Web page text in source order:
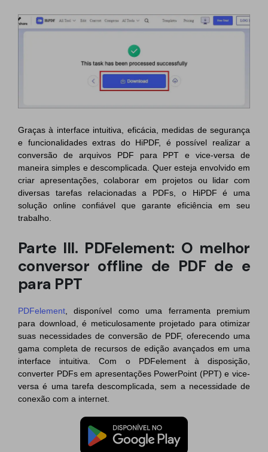
Graças à interface intuitiva, eficácia, medidas de segurança
e funcionalidades extras do HiPDF, é possível realizar a
conversão de arquivos PDF para PPT e vice-versa de
maneira simples e descomplicada. Quer esteja envolvido em
criar apresentações, colaborar em projetos ou lidar com
diversas tarefas relacionadas a PDFs, o HiPDF é uma
solução online confiável que garante eficiência em seu
trabalho.
Parte III. PDFelement: O melhor
conversor offline de PDF de e
para PPT
PDFelement, disponível como uma ferramenta premium
para download, é meticulosamente projetado para otimizar
suas necessidades de conversão de PDF, oferecendo uma
gama completa de recursos de edição avançados em uma
interface intuitiva. Com o PDFelement à disposição,
converter PDFs em apresentações PowerPoint (PPT) e vice-
versa é uma tarefa descomplicada, sem a necessidade de
conexão com a internet.